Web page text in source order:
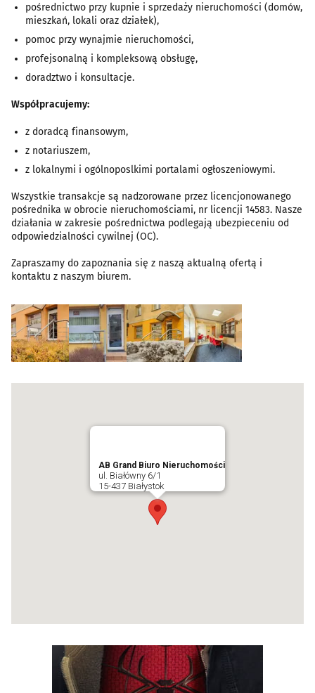
pośrednictwo przy kupnie i sprzedaży nieruchomości (domów,
mieszkań, lokali oraz działek),
pomoc przy wynajmie nieruchomości,
profejsonalną i kompleksową obsługę,
doradztwo i konsultacje.
Współpracujemy:
z doradcą finansowym,
z notariuszem,
z lokalnymi i ogólnoposlkimi portalami ogłoszeniowymi.
Wszystkie transakcje są nadzorowane przez licencjonowanego
pośrednika w obrocie nieruchomościami, nr licencji 14583. Nasze
działania w zakresie pośrednictwa podlegają ubezpieceniu od
odpowiedzialności cywilnej (OC).
Zapraszamy do zapoznania się z naszą aktualną ofertą i
kontaktu z naszym biurem.
AB Grand Biuro Nieruchomości
ul. Białówny 6/1
15-437 Białystok